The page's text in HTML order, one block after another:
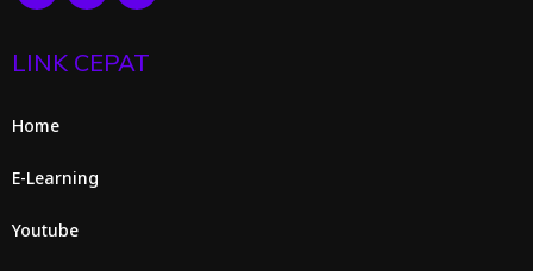
LINK CEPAT
Home
E-Learning
Youtube